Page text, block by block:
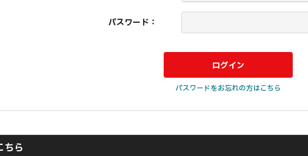
パスワード：
パスワードをお忘れの方はこちら
ちら